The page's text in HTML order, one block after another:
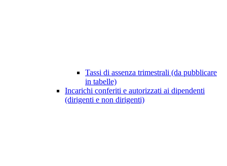
Tassi di assenza trimestrali (da pubblicare
in tabelle)
Incarichi conferiti e autorizzati ai dipendenti
(dirigenti e non dirigenti)